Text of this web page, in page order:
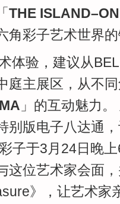
THE
角彩子艺术世界
体验，建议从
庭主展区，从不
」的互动魅力
别版电子八达通
子于3月24日晚
这位艺术家会面
》，让艺术